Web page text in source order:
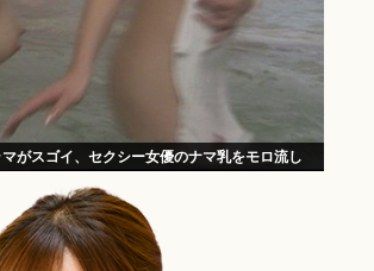
マがスゴイ、セクシー女優のナマ乳をモロ流し